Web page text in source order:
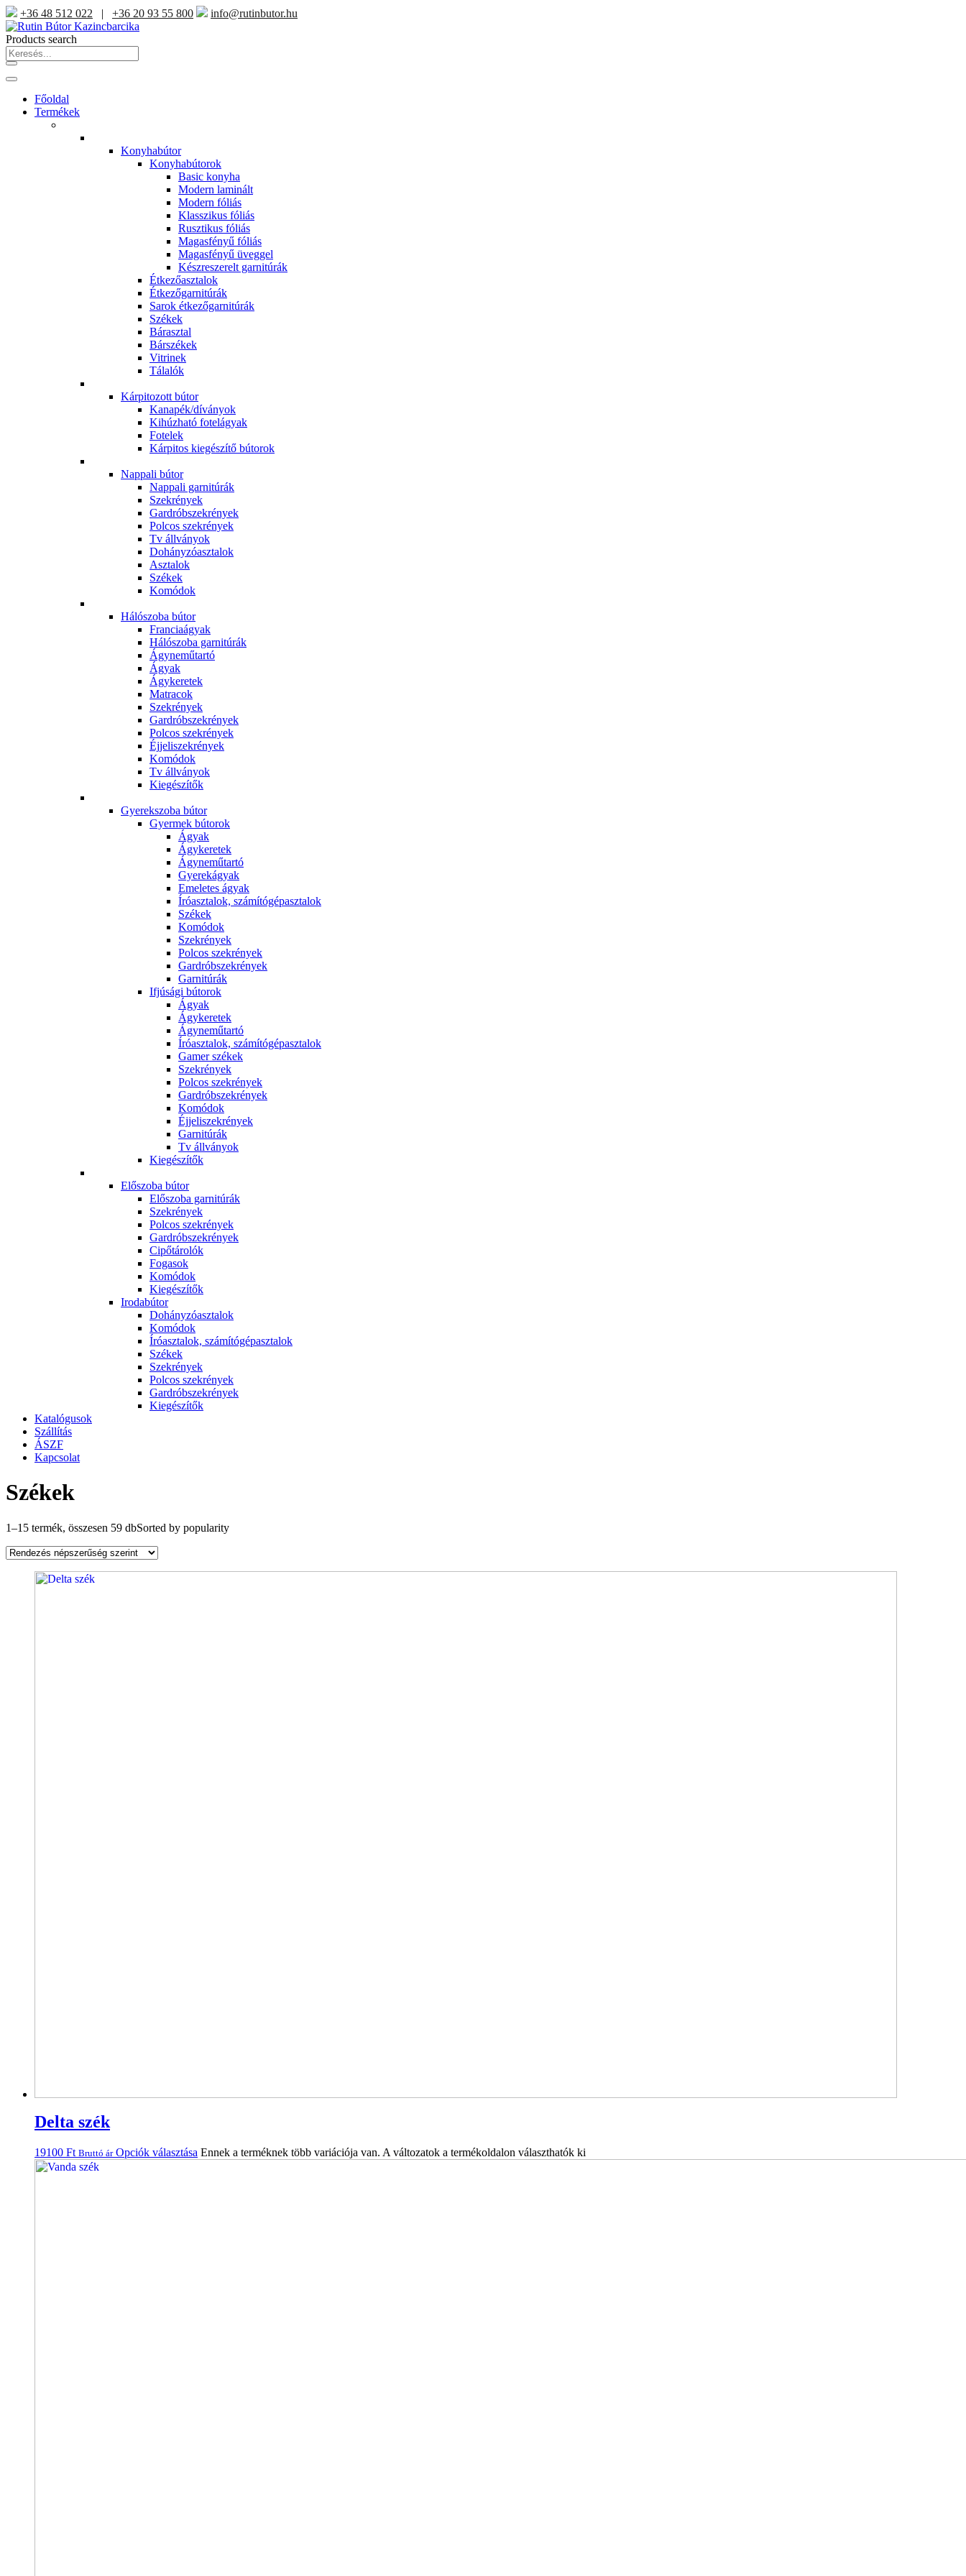
+36 48 512 022 | +36 20 93 55 800 info@rutinbutor.hu
Products search
Főoldal
Termékek
Konyhabútor
Konyhabútorok
Basic konyha
Modern laminált
Modern fóliás
Klasszikus fóliás
Rusztikus fóliás
Magasfényű fóliás
Magasfényű üveggel
Készreszerelt garnitúrák
Étkezőasztalok
Étkezőgarnitúrák
Sarok étkezőgarnitúrák
Székek
Bárasztal
Bárszékek
Vitrinek
Tálalók
Kárpitozott bútor
Kanapék/díványok
Kihúzható fotelágyak
Fotelek
Kárpitos kiegészítő bútorok
Nappali bútor
Nappali garnitúrák
Szekrények
Gardróbszekrények
Polcos szekrények
Tv állványok
Dohányzóasztalok
Asztalok
Székek
Komódok
Hálószoba bútor
Franciaágyak
Hálószoba garnitúrák
Ágyneműtartó
Ágyak
Ágykeretek
Matracok
Szekrények
Gardróbszekrények
Polcos szekrények
Éjjeliszekrények
Komódok
Tv állványok
Kiegészítők
Gyerekszoba bútor
Gyermek bútorok
Ágyak
Ágykeretek
Ágyneműtartó
Gyerekágyak
Emeletes ágyak
Íróasztalok, számítógépasztalok
Székek
Komódok
Szekrények
Polcos szekrények
Gardróbszekrények
Garnitúrák
Ifjúsági bútorok
Ágyak
Ágykeretek
Ágyneműtartó
Íróasztalok, számítógépasztalok
Gamer székek
Szekrények
Polcos szekrények
Gardróbszekrények
Komódok
Éjjeliszekrények
Garnitúrák
Tv állványok
Kiegészítők
Előszoba bútor
Előszoba garnitúrák
Szekrények
Polcos szekrények
Gardróbszekrények
Cipőtárolók
Fogasok
Komódok
Kiegészítők
Irodabútor
Dohányzóasztalok
Komódok
Íróasztalok, számítógépasztalok
Székek
Szekrények
Polcos szekrények
Gardróbszekrények
Kiegészítők
Katalógusok
Szállítás
ÁSZF
Kapcsolat
Székek
1–15 termék, összesen 59 dbSorted by popularity
Delta szék
19100 Ft Bruttó ár Opciók választása Ennek a terméknek több variációja van. A változatok a termékoldalon választhatók ki